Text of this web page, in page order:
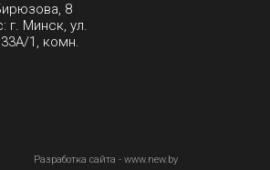
8
г. Минск, ул.
1, комн.
Разработка сайта - www.new.by